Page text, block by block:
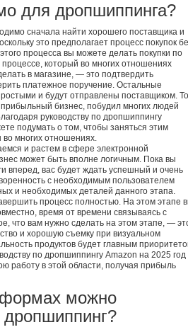
для дропшиппинга?
сначала найти хорошего поставщика и
это предполагает процесс покупок
процесса вы можете делать покупки по
который во многих отношениях
в магазине, — это подтвердить
платежное поручение. Остальные
и будут отправлены поставщиком.
бизнес, побудил многих людей
руководству по дропшиппингу
подумать о том, чтобы заняться этим
во многих отношениях.
и растем в сфере электронной
может быть вполне логичным. Пока вы
вперед, вас будет ждать успешный и очень
с необходимым пользователем
и необходимых деталей данного этапа.
процесс полностью. На этом этапе
время от времени связываясь с
что вам нужно сделать на этом этапе, —
и хорошую съемку при визуальном
продуктов будет главным
по дропшиппингу Amazon на 2025 год
работу в этой области, получая прибыль
можно